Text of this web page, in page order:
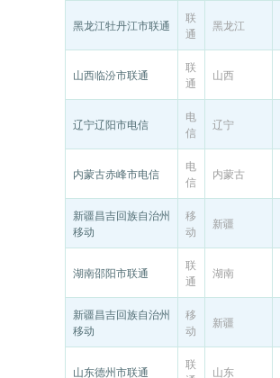
黑龙江牡丹江市联通
联
通
黑龙江
山西临汾市联通
联
通
山西
辽宁辽阳市电信
电
信
辽宁
内蒙古赤峰市电信
电
信
内蒙古
新疆昌吉回族自治州
移动
移
动
新疆
湖南邵阳市联通
联
通
湖南
新疆昌吉回族自治州
移动
移
动
新疆
山东德州市联通
联
山东